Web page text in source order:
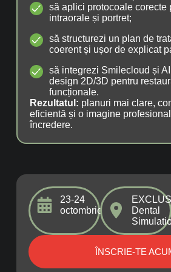
să aplici protocoale corecte
intraorale și portret;
să structurezi un plan de
coerent și ușor de explicat
să integrezi Smilecloud și
design 2D/3D pentru
funcționale.
Rezultatul: planuri mai clare,
eficientă și o imagine
încredere.
23-24
octombrie
Dental
ÎNSCRIE-TE